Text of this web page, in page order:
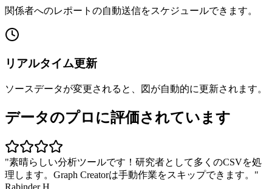
関係者へのレポートの自動送信をスケジュールできます。
リアルタイム更新
ソースデータが変更されると、図が自動的に更新されます。
データのプロに評価されています
"素晴らしい分析ツールです！研究者として多くのCSVを処
理します。Graph Creatorは手動作業をスキップできます。 "
Rabinder H.